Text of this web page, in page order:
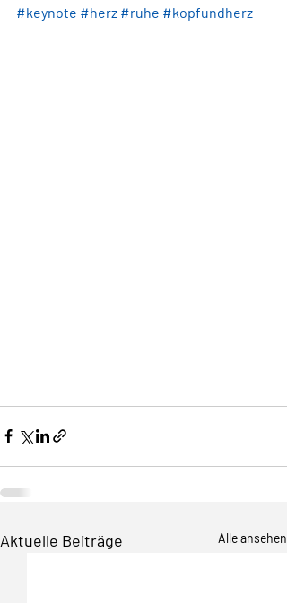
#keynote #herz #ruhe #kopfundherz
Aktuelle Beiträge Alle ansehen